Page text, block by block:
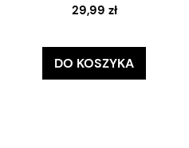
29,99 zł
DO KOSZYKA